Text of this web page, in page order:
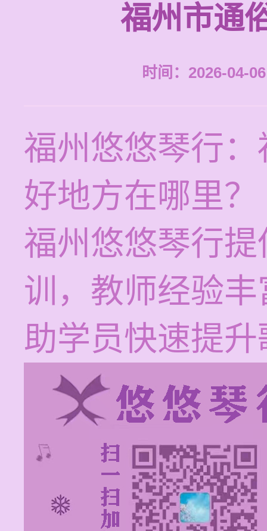
福州市通
时间：2026-04-
福州悠悠琴行
好地方在哪里？
福州悠悠琴行
训，教师经验
助学员快速提